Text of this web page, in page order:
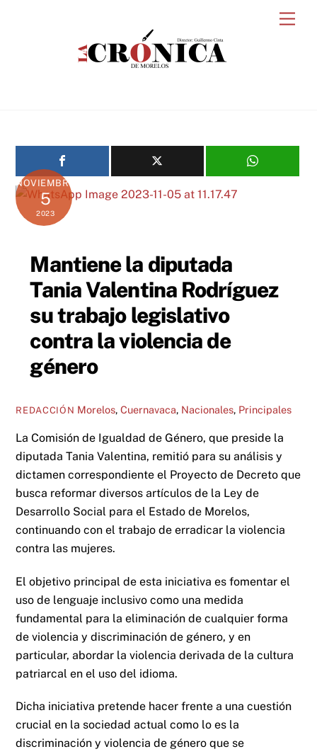
NOVIEMBRE
5
2023
Mantiene la diputada
Tania Valentina Rodríguez
su trabajo legislativo
contra la violencia de
género
REDACCIÓN Morelos,Cuernavaca, Nacionales, Principales
La Comisión de Igualdad de Género, que preside la
diputada Tania Valentina, remitió para su análisis y
dictamen correspondiente el Proyecto de Decreto que
busca reformar diversos artículos de la Ley de
Desarrollo Social para el Estado de Morelos,
continuando con el trabajo de erradicar la violencia
contra las mujeres.
El objetivo principal de esta iniciativa es fomentar el
uso de lenguaje inclusivo como una medida
fundamental para la eliminación de cualquier forma
de violencia y discriminación de género, y en
particular, abordar la violencia derivada de la cultura
patriarcal en el uso del idioma.
Dicha iniciativa pretende hacer frente a una cuestión
crucial en la sociedad actual como lo es la
discriminación y violencia de género que se